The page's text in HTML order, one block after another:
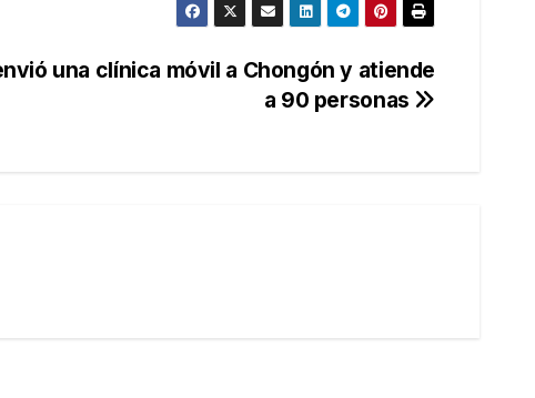
una clínica móvil a Chongón y atiende
a 90 personas